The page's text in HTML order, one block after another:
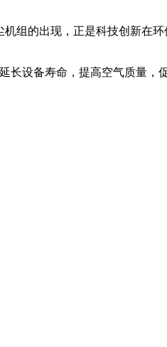
组的出现，正是科技创新在
设备寿命，提高空气质量